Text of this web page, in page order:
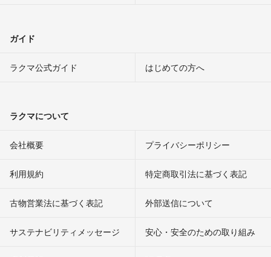
ガイド
ラクマ公式ガイド はじめての方へ
ラクマについて
会社概要 プライバシーポリシー
利用規約 特定商取引法に基づく表記
古物営業法に基づく表記 外部送信について
サステナビリティメッセージ 安心・安全のための取り組み